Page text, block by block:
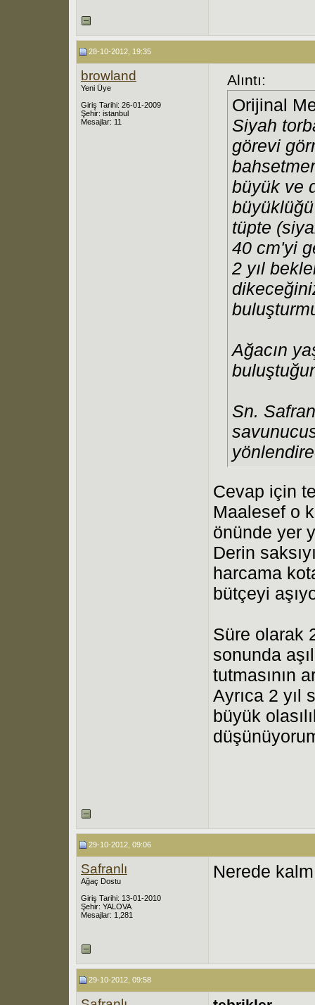
28-10-2012, 19:35
browland
Yeni Üye
Giriş Tarihi: 26-01-2009
Şehir: istanbul
Mesajlar: 11
Alıntı:
Orijinal
Siyah
görevi
büyük ve
tüpte
40 cm'yi
2 yıl
Ağacın
Sn.
Cevap için
Maalesef o
önünde yer
Derin
harcama
bütçeyi
Süre olarak
sonunda
tutmasının
Ayrıca 2 yıl
büyük
29-10-2012, 09:06
Safranlı
Ağaç Dostu
Giriş Tarihi: 13-01-2010
Şehir: YALOVA
Mesajlar: 1,281
Nerede
29-10-2012, 09:58